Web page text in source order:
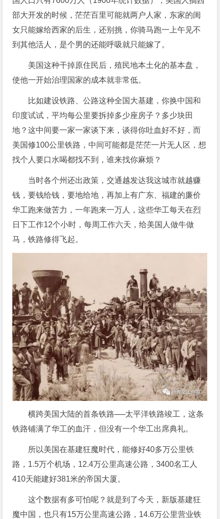
部大开发的时候，茫茫百里可能就两户人家，东家的闺
女只能嫁给西家的后生，还别挑，你骑马跑一上午见不
到其他活人，是个男的还能呼吸就只能嫁了。
美国这种干掉原住民后，殖民地本土化的基本盘，
使他一开始治理国家的成本就非常低。
比如建设铁路、公路这种全国大基建，你换中国和
印度试试，平均每公里要拆掉多少座房子？多少块田
地？这中间要一家一家谈下来，谈得你吐血好不好，而
美国修100公里铁路，中间可能都是茫茫一片无人区，想
找个人要口水喝都找不到，谁来找你麻烦？
当时各个州还出政策，交通越发达我这城市就越赚
钱，要钱给钱，要地给地，再加上有广东、福建的廉价
华工跑来做苦力，一年跑来一万人，这些华工每天在烈
日下工作12个小时，每周工作六天，给美国人做牛做
马，铁路修得飞起。
横跨美国大陆的首条铁路──太平洋铁路竣工，这条
铁路铺满了华工的血汗，但没有一个华工出席典礼。
所以美国在基建狂魔时代，能修好40多万公里铁
路，1.5万个机场，12.4万公里高速公路，3400名工人
410天能建好381米的帝国大厦。
这个数据有多可怕呢？就是到了今天，新版基建狂
魔中国，也只有15万公里高速公路，14.6万公里营业铁